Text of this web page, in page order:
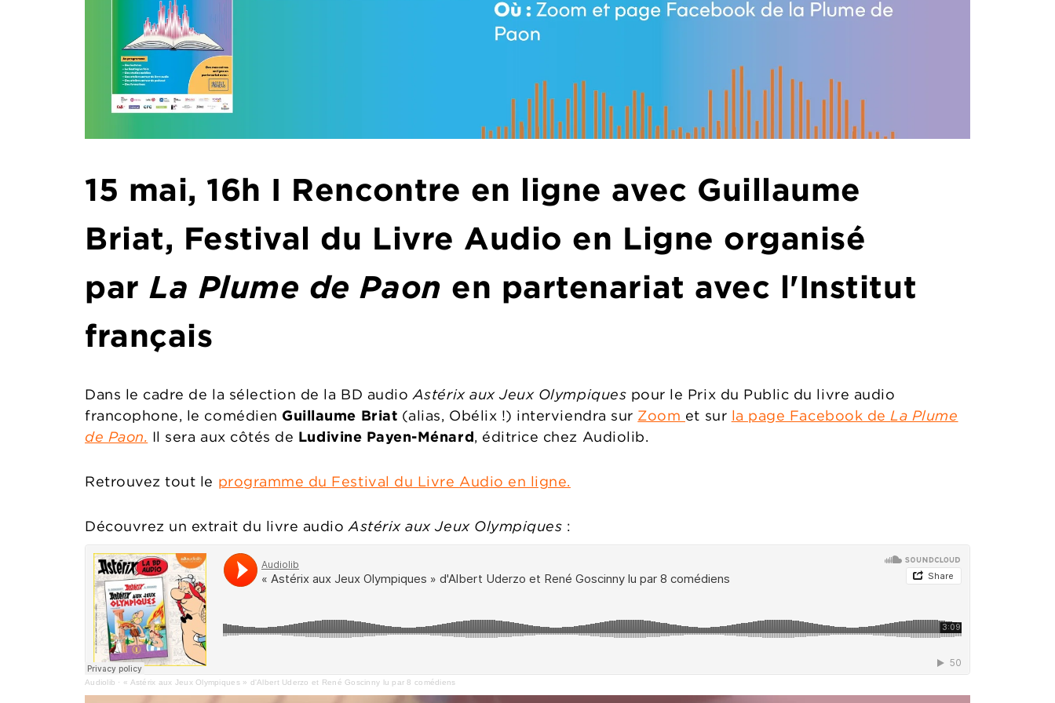
15 mai, 16h I Rencontre en ligne avec Guillaume
Briat, Festival du Livre Audio en Ligne organisé
parLa Plume de Paon en partenariat avec l'Institut
français
Dans le cadre de la sélection de la BD audioAstérix aux Jeux Olympiques pour le Prix du Public du livre audio
francophone, le comédien Guillaume Briat (alias, Obélix !) interviendra sur Zoom et sur la page Facebook deLa Plume
de Paon. Il sera aux côtés de Ludivine Payen-Ménard, éditrice chez Audiolib.
Retrouvez tout le programme du Festival du Livre Audio en ligne.
Découvrez un extrait du livre audioAstérix aux Jeux Olympiques :
Audiolib · « Astérix aux Jeux Olympiques » d'Albert Uderzo et René Goscinny lu par 8 comédiens